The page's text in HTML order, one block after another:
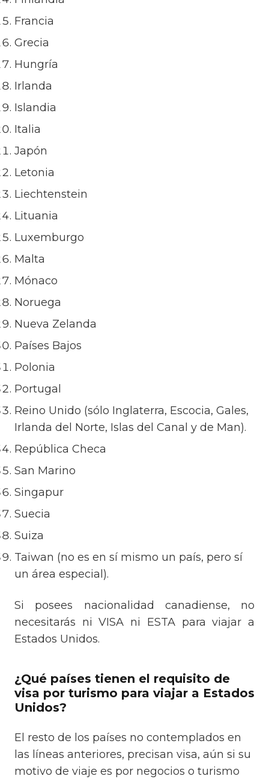
Francia
Grecia
Hungría
Irlanda
Islandia
Italia
Japón
Letonia
Liechtenstein
Lituania
Luxemburgo
Malta
Mónaco
Noruega
Nueva Zelanda
Países Bajos
Polonia
Portugal
Reino Unido (sólo Inglaterra, Escocia, Gales,
Irlanda del Norte, Islas del Canal y de Man).
República Checa
San Marino
Singapur
Suecia
Suiza
Taiwan (no es en sí mismo un país, pero sí
un área especial).
Si posees nacionalidad canadiense, no
necesitarás ni VISA ni ESTA para viajar a
Estados Unidos.
¿Qué países tienen el requisito de
visa por turismo para viajar a Estados
Unidos?
El resto de los países no contemplados en
las líneas anteriores, precisan visa, aún si su
motivo de viaje es por negocios o turismo